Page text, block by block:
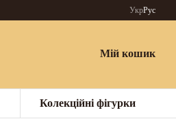
УкрРус
Мій кошик
Колекційні фігурки